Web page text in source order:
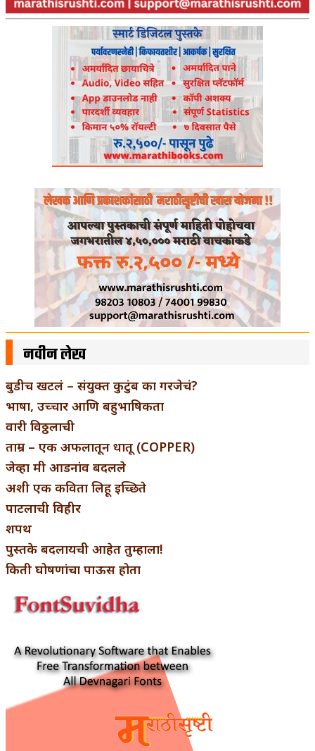
नवीन लेख
बुडीच खटलं – संयुक्त कुटुंब का गरजेचं?
भाषा, उच्चार आणि बहुभाषिकता
वारी विठ्ठलाची
ताम्र – एक अफलातून धातू (COPPER)
जेव्हा मी आडनांव बदलले
अशी एक कविता लिहू इच्छिते
पाटलाची विहीर
शपथ
पुस्तके बदलायची आहेत तुम्हाला!
किती घोषणांचा पाऊस होता